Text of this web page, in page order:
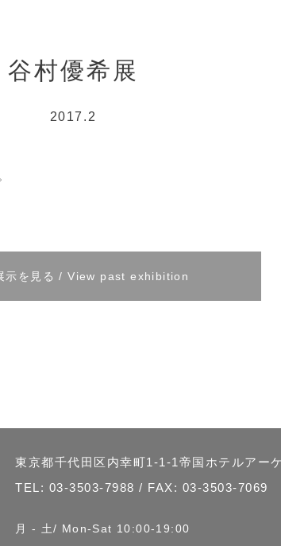
谷村優希展
2017.2
示を見る / View past exhibition
東京都千代田区内幸町1-1-1帝国ホテルアー
TEL: 03-3503-7988 / FAX: 03-3503-7069
月 - 土/ Mon-Sat 10:00-19:00